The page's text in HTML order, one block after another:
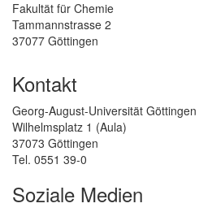
Fakultät für Chemie
Tammannstrasse 2
37077 Göttingen
Kontakt
Georg-August-Universität Göttingen
Wilhelmsplatz 1 (Aula)
37073 Göttingen
Tel. 0551 39-0
Soziale Medien